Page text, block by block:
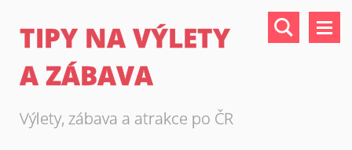
TIPY NA VÝLETY
A ZÁBAVA
Výlety, zábava a atrakce po ČR